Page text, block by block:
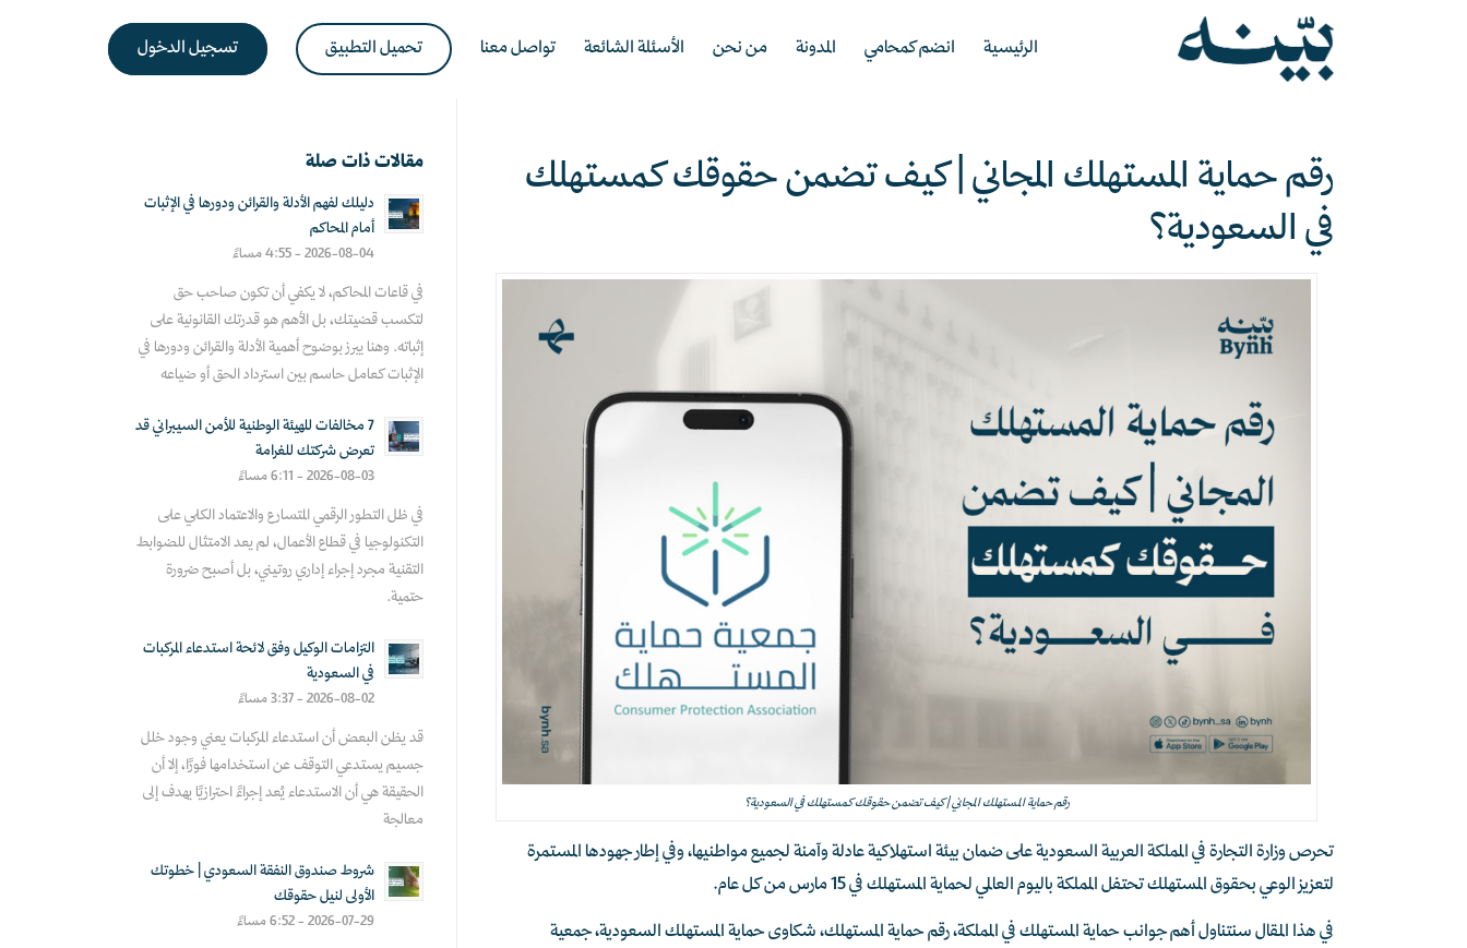
الرئيسية انضم كمحامي المدونة من نحن الأسئلة الشائعة تواصل معنا تحميل التطبيق تسجيل الدخول
رقم حماية المستهلك المجاني | كيف تضمن حقوقك كمستهلك
في السعودية؟
رقم حماية المستهلك المجاني | كيف تضمن حقوقك كمستهلك في السعودية؟
تحرص وزارة التجارة في المملكة العربية السعودية على ضمان بيئة استهلاكية عادلة وآمنة لجميع مواطنيها، وفي إطار جهودها المستمرة
لتعزيز الوعي بحقوق المستهلك تحتفل المملكة باليوم العالمي لحماية المستهلك في 15 مارس من كل عام.
في هذا المقال سنتناول أهم جوانب حماية المستهلك في المملكة، رقم حماية المستهلك، شكاوى حماية المستهلك السعودية، جمعية
مقالات ذات صلة
دليلك لفهم الأدلة والقرائن ودورها في الإثبات
أمام المحاكم
2026-08-04 - 4:55 مساءً
في قاعات المحاكم، لا يكفي أن تكون صاحب حق
لتكسب قضيتك، بل الأهم هو قدرتك القانونية على
إثباته. وهنا يبرز بوضوح أهمية الأدلة والقرائن ودورها في
الإثبات كعامل حاسم بين استرداد الحق أو ضياعه
7 مخالفات للهيئة الوطنية للأمن السيبراني قد
تعرض شركتك للغرامة
2026-08-03 - 6:11 مساءً
في ظل التطور الرقمي المتسارع والاعتماد الكلي على
التكنولوجيا في قطاع الأعمال، لم يعد الامتثال للضوابط
التقنية مجرد إجراء إداري روتيني، بل أصبح ضرورة
حتمية.
التزامات الوكيل وفق لائحة استدعاء المركبات
في السعودية
2026-08-02 - 3:37 مساءً
قد يظن البعض أن استدعاء المركبات يعني وجود خلل
جسيم يستدعي التوقف عن استخدامها فورًا، إلا أن
الحقيقة هي أن الاستدعاء يُعد إجراءً احترازيًا يهدف إلى
معالجة
شروط صندوق النفقة السعودي | خطوتك
الأولى لنيل حقوقك
2026-07-29 - 6:52 مساءً